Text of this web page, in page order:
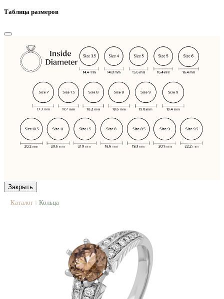
Таблица размеров
Закрыть
Каталог | Кольца